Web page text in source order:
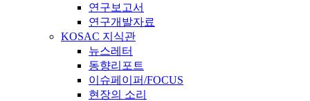
연구보고서
연구개발자료
KOSAC 지식관
뉴스레터
동향리포트
이슈페이퍼/FOCUS
현장의 소리